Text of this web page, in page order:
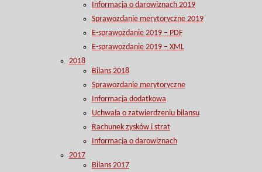
Informacja o darowiznach 2019
Sprawozdanie merytoryczne 2019
E-sprawozdanie 2019 – PDF
E-sprawozdanie 2019 – XML
2018
Bilans 2018
Sprawozdanie merytoryczne
Informacja dodatkowa
Uchwała o zatwierdzeniu bilansu
Rachunek zysków i strat
Informacja o darowiznach
2017
Bilans 2017